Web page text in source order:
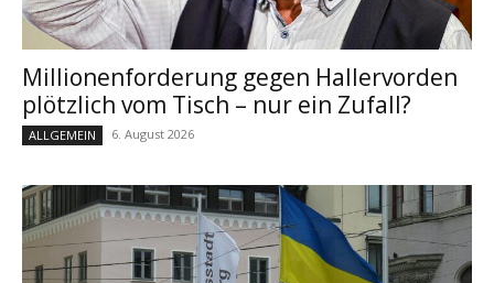
Millionenforderung gegen Hallervorden
plötzlich vom Tisch – nur ein Zufall?
ALLGEMEIN 6. August 2026